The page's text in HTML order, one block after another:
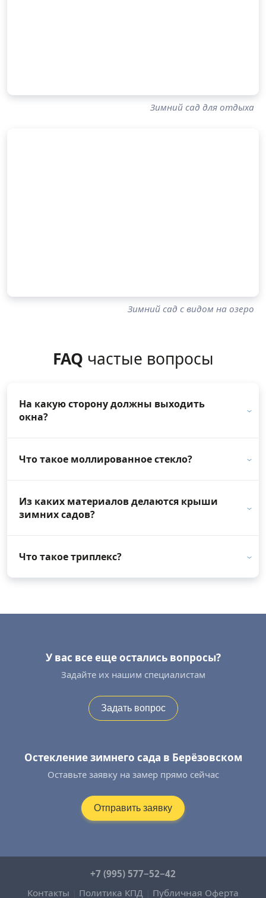
Зимний сад для отдыха
Зимний сад с видом на озеро
FAQ частые вопросы
На какую сторону должны выходить
окна?
Что такое моллированное стекло?
Из каких материалов делаются крыши
зимних садов?
Что такое триплекс?
У вас все еще остались вопросы?
Задайте их нашим специалистам
Задать вопрос
Остекление зимнего сада в Берёзовском
Оставьте заявку на замер прямо сейчас
Отправить заявку
+7 (995) 577−52−42
Контакты
Политика КПД Публичная Оферта